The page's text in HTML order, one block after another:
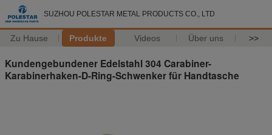
SUZHOU POLESTAR METAL PRODUCTS CO., LTD
Zu Hause Produkte Videos Über uns >>
Kundengebundener Edelstahl 304 Carabiner-
Karabinerhaken-D-Ring-Schwenker für Handtasche